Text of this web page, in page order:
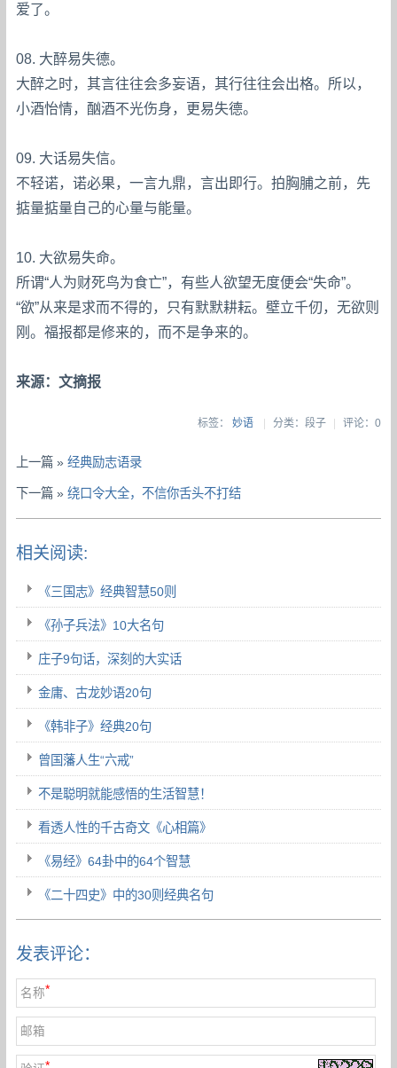
爱了。
08. 大醉易失德。
大醉之时，其言往往会多妄语，其行往往会出格。所以，
小酒怡情，酗酒不光伤身，更易失德。
09. 大话易失信。
不轻诺，诺必果，一言九鼎，言出即行。拍胸脯之前，先
掂量掂量自己的心量与能量。
10. 大欲易失命。
所谓“人为财死鸟为食亡”，有些人欲望无度便会“失命”。
“欲”从来是求而不得的，只有默默耕耘。壁立千仞，无欲则
刚。福报都是修来的，而不是争来的。
来源：文摘报
标签： 妙语 | 分类：段子| 评论：0
上一篇 »经典励志语录
下一篇 »绕口令大全，不信你舌头不打结
相关阅读:
《三国志》经典智慧50则
《孙子兵法》10大名句
庄子9句话，深刻的大实话
金庸、古龙妙语20句
《韩非子》经典20句
曾国藩人生“六戒”
不是聪明就能感悟的生活智慧！
看透人性的千古奇文《心相篇》
《易经》64卦中的64个智慧
《二十四史》中的30则经典名句
发表评论：
名称*
邮箱